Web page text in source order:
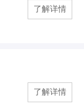
了解详情
了解详情